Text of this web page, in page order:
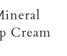
Cream